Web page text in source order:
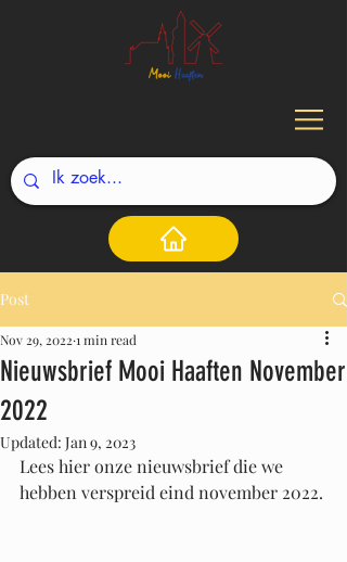
Post
Nieuwsbrief Mooi Haaften November
2022
Nov 29, 2022 1 min read
Updated: Jan 9, 2023
Lees hier onze nieuwsbrief die we
hebben verspreid eind november 2022.